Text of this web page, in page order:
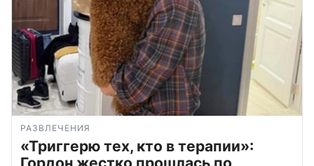
РАЗВЛЕЧЕНИЯ
«Триггерю тех, кто в терапии»: